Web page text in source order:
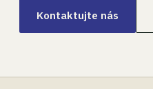
Kontaktujte nás